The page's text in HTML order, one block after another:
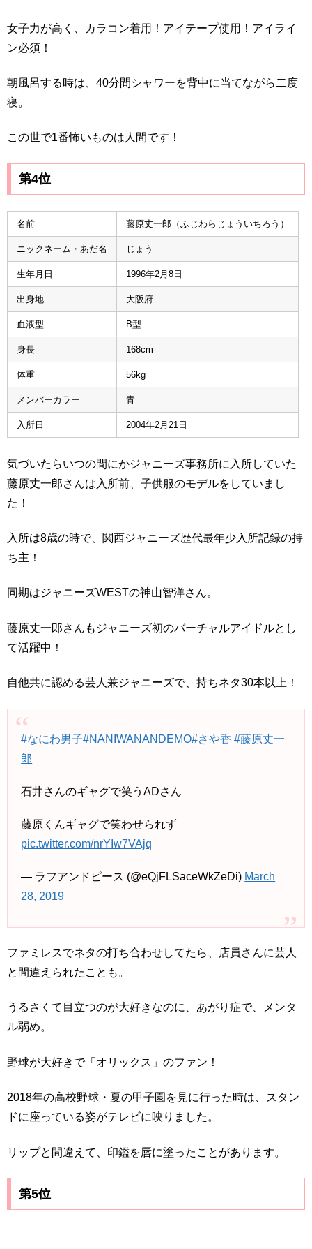
女子力が高く、カラコン着用！アイテープ使用！アイライ
ン必須！
朝風呂する時は、40分間シャワーを背中に当てながら二度
寝。
この世で1番怖いものは人間です！
第4位
名前 藤原丈一郎（ふじわらじょういちろう）
ニックネーム・あだ名 じょう
生年月日 1996年2月8日
出身地 大阪府
血液型 B型
身長 168cm
体重 56kg
メンバーカラー 青
入所日 2004年2月21日
気づいたらいつの間にかジャニーズ事務所に入所していた
藤原丈一郎さんは入所前、子供服のモデルをしていまし
た！
入所は8歳の時で、関西ジャニーズ歴代最年少入所記録の持
ち主！
同期はジャニーズWESTの神山智洋さん。
藤原丈一郎さんもジャニーズ初のバーチャルアイドルとし
て活躍中！
自他共に認める芸人兼ジャニーズで、持ちネタ30本以上！
#なにわ男子#NANIWANANDEMO#さや香 #藤原丈一
郎
石井さんのギャグで笑うADさん
藤原くんギャグで笑わせられず
pic.twitter.com/nrYIw7VAjq
— ラフアンドピース (@eQjFLSaceWkZeDi) March
28, 2019
ファミレスでネタの打ち合わせしてたら、店員さんに芸人
と間違えられたことも。
うるさくて目立つのが大好きなのに、あがり症で、メンタ
ル弱め。
野球が大好きで「オリックス」のファン！
2018年の高校野球・夏の甲子園を見に行った時は、スタン
ドに座っている姿がテレビに映りました。
リップと間違えて、印鑑を唇に塗ったことがあります。
第5位